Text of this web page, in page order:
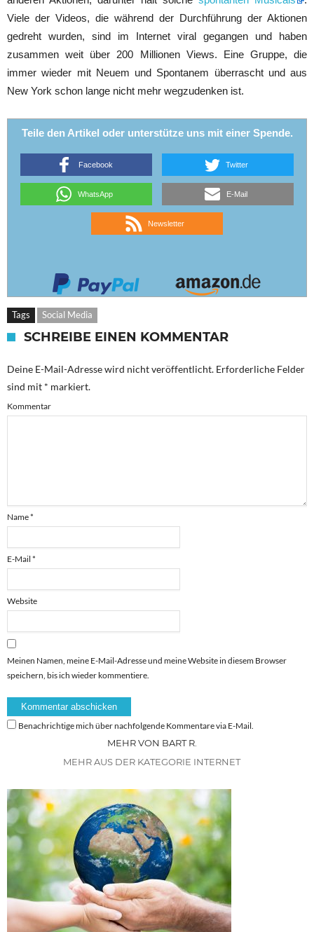
Viele der Videos, die während der Durchführung der Aktionen
gedreht wurden, sind im Internet viral gegangen und haben
zusammen weit über 200 Millionen Views. Eine Gruppe, die
immer wieder mit Neuem und Spontanem überrascht und aus
New York schon lange nicht mehr wegzudenken ist.
Teile den Artikel oder unterstütze uns mit einer Spende.
Facebook Twitter
WhatsApp E-Mail
Newsletter
Tags Social Media
SCHREIBE EINEN KOMMENTAR
Deine E-Mail-Adresse wird nicht veröffentlicht. Erforderliche Felder
sind mit * markiert.
Kommentar
Name*
E-Mail *
Website
Meinen Namen, meine E-Mail-Adresse und meine Website in diesem Browser
speichern, bis ich wieder kommentiere.
Benachrichtige mich über nachfolgende Kommentare via E-Mail.
MEHR VON BART R.
MEHR AUS DER KATEGORIE INTERNET